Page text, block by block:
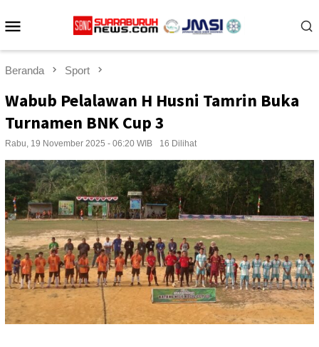
ke
Beranda Sport
Wabub Pelalawan H Husni Tamrin Buka
Turnamen BNK Cup 3
Rabu, 19 November 2025 - 06:20 WIB 16 Dilihat